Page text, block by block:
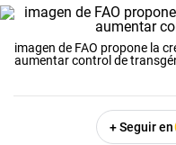
imagen de FAO propone la
aumentar control de
+ Seguir en